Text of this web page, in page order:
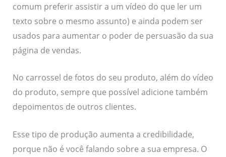
comum preferir assistir a um vídeo do que ler um
texto sobre o mesmo assunto) e ainda podem ser
usados para aumentar o poder de persuasão da sua
página de vendas.
No carrossel de fotos do seu produto, além do vídeo
do produto, sempre que possível adicione também
depoimentos de outros clientes.
Esse tipo de produção aumenta a credibilidade,
porque não é você falando sobre a sua empresa. O